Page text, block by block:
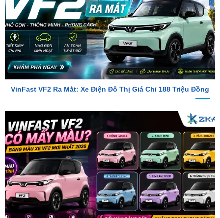
VinFast VF2 Ra Mắt: Xe Điện Đô Thị Giá Chỉ 188 Triệu Đồng
VinFast VF2 Có Mấy Màu? Bảng Màu Xe VF2 Mới Nhất 2026